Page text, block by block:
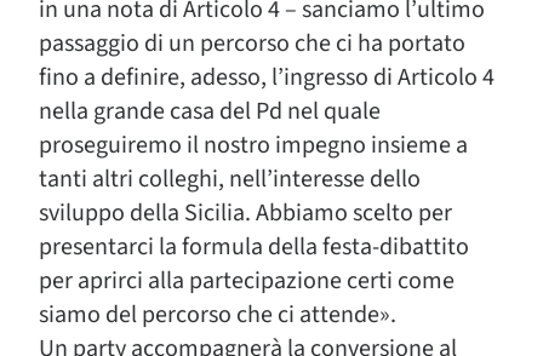
in una nota di Articolo 4 – sanciamo l’ultimo
passaggio di un percorso che ci ha portato
fino a definire, adesso, l’ingresso di Articolo 4
nella grande casa del Pd nel quale
proseguiremo il nostro impegno insieme a
tanti altri colleghi, nell’interesse dello
sviluppo della Sicilia. Abbiamo scelto per
presentarci la formula della festa-dibattito
per aprirci alla partecipazione certi come
siamo del percorso che ci attende».
Un party accompagnerà la conversione al